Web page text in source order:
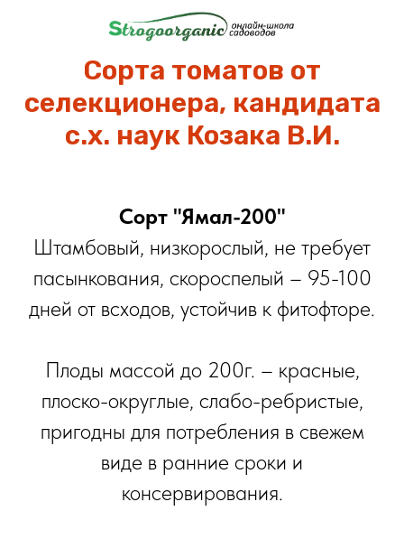
Сорта томатов от
селекционера, кандидата
с.х. наук Козака В.И.
Сорт "Ямал-200"
Штамбовый, низкорослый, не требует
пасынкования, скороспелый – 95-100
дней от всходов, устойчив к фитофторе.
Плоды массой до 200г. – красные,
плоско-округлые, слабо-ребристые,
пригодны для потребления в свежем
виде в ранние сроки и
консервирования.